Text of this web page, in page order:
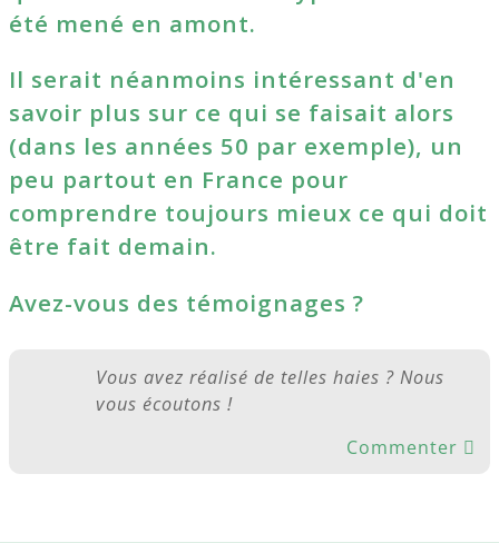
été mené en amont.
Il serait néanmoins intéressant d'en
savoir plus sur ce qui se faisait alors
(dans les années 50 par exemple), un
peu partout en France pour
comprendre toujours mieux ce qui doit
être fait demain.
Avez-vous des témoignages ?
Vous avez réalisé de telles haies ? Nous
vous écoutons !
Commenter